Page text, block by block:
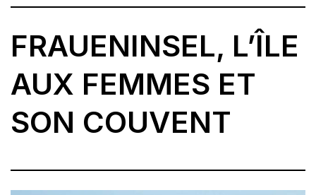
FRAUENINSEL, L’ÎLE
AUX FEMMES ET
SON COUVENT